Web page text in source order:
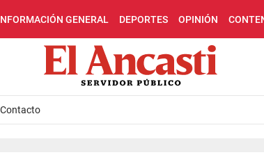
GENERAL DEPORTES OPINIÓN
Contacto